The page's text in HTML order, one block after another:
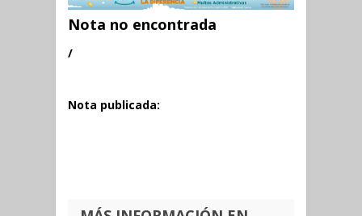
Nota no encontrada
/
Nota publicada: